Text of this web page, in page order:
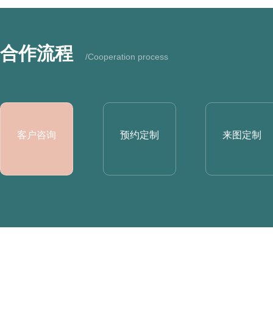
合作流程 /Cooperation process
客户咨询 预约定制 来图定制